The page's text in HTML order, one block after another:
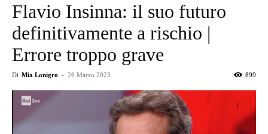
Flavio Insinna: il suo futuro
definitivamente a rischio |
Errore troppo grave
Di Mia Lonigro - 26 Marzo 2023 899